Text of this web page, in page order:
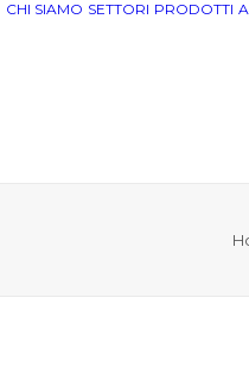
CHI SIAMO SETTORI PRODOTTI